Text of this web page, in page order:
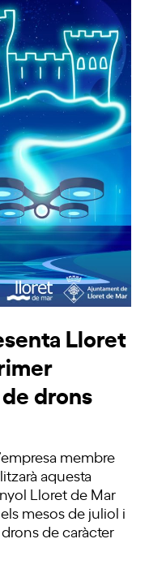
Lloret
drons
membre
aquesta
Lloret de Mar
mesos de juliol i
de caràcter